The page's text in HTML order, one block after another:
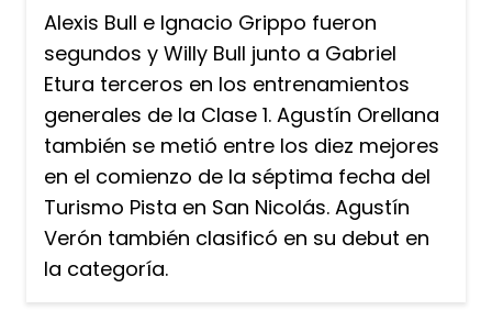
Alexis Bull e Ignacio Grippo fueron
segundos y Willy Bull junto a Gabriel
Etura terceros en los entrenamientos
generales de la Clase 1. Agustín Orellana
también se metió entre los diez mejores
en el comienzo de la séptima fecha del
Turismo Pista en San Nicolás. Agustín
Verón también clasificó en su debut en
la categoría.